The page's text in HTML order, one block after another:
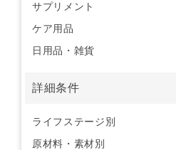
サプリメント
ケア用品
日用品・雑貨
詳細条件
ライフステージ別
原材料・素材別